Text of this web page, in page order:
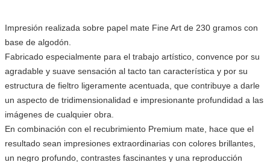
Impresión realizada sobre papel mate Fine Art de 230 gramos con
base de algodón.
Fabricado especialmente para el trabajo artístico, convence por su
agradable y suave sensación al tacto tan característica y por su
estructura de fieltro ligeramente acentuada, que contribuye a darle
un aspecto de tridimensionalidad e impresionante profundidad a las
imágenes de cualquier obra.
En combinación con el recubrimiento Premium mate, hace que el
resultado sean impresiones extraordinarias con colores brillantes,
un negro profundo, contrastes fascinantes y una reproducción